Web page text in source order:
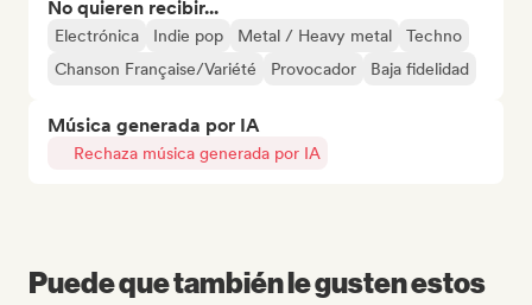
No quieren recibir...
Electrónica Indie pop Metal / Heavy metal
Techno
Chanson Française/Variété
Provocador Baja fidelidad
Música generada por IA
Rechaza música generada por IA
Puede que también le gusten estos